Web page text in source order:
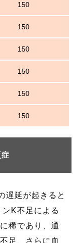
150
150
150
150
150
150
症
遅延が起きると
K不足による
稀であり、通
足、さらに血